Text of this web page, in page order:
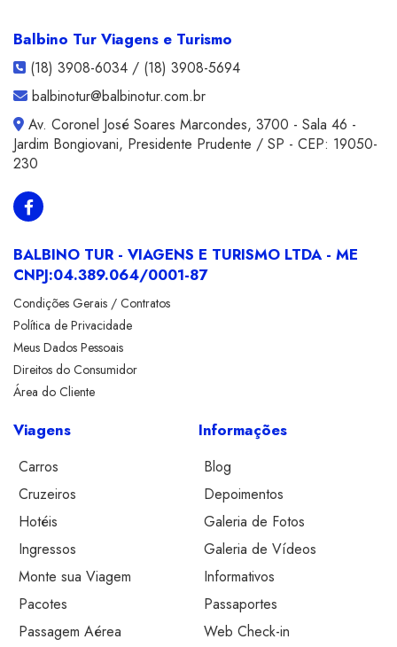
Balbino Tur Viagens e Turismo
(18) 3908-6034 / (18) 3908-5694
balbinotur@balbinotur.com.br
Av. Coronel José Soares Marcondes, 3700 - Sala 46 -
Jardim Bongiovani, Presidente Prudente / SP - CEP: 19050-
230
BALBINO TUR - VIAGENS E TURISMO LTDA - ME
CNPJ:04.389.064/0001-87
Condições Gerais / Contratos
Política de Privacidade
Meus Dados Pessoais
Direitos do Consumidor
Área do Cliente
Viagens
Carros
Cruzeiros
Hotéis
Ingressos
Monte sua Viagem
Pacotes
Passagem Aérea
Informações
Blog
Depoimentos
Galeria de Fotos
Galeria de Vídeos
Informativos
Passaportes
Web Check-in